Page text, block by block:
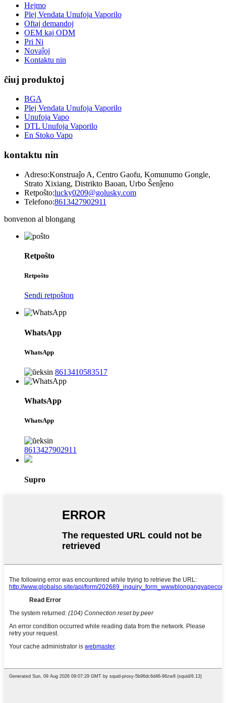
Hejmo
Plej Vendata Unufoja Vaporilo
Oftaj demandoj
OEM kaj ODM
Pri Ni
Novaĵoj
Kontaktu nin
ĉiuj produktoj
BGA
Plej Vendata Unufoja Vaporilo
Unufoja Vapo
DTL Unufoja Vaporilo
En Stoko Vapo
kontaktu nin
Adreso:Konstruaĵo A, Centro Gaofu, Komunumo Gongle,
Strato Xixiang, Distrikto Baoan, Urbo Ŝenĵeno
Retpoŝto:lucky0209@golusky.com
Telefono:8613427902911
bonvenon al blongang
Retpoŝto
Retpoŝto
Sendi retpoŝton
WhatsApp
WhatsApp
8613410583517
WhatsApp
WhatsApp
8613427902911
Supro